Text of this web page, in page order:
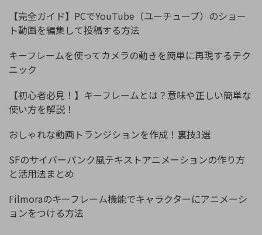
【完全ガイド】PCでYouTube（ユーチューブ）のショー
ト動画を編集して投稿する方法
キーフレームを使ってカメラの動きを簡単に再現するテク
ニック
【初心者必見！】キーフレームとは？意味や正しい簡単な
使い方を解説！
おしゃれな動画トランジションを作成！裏技3選
SFのサイバーパンク風テキストアニメーションの作り方
と活用法まとめ
Filmoraのキーフレーム機能でキャラクターにアニメーシ
ョンをつける方法